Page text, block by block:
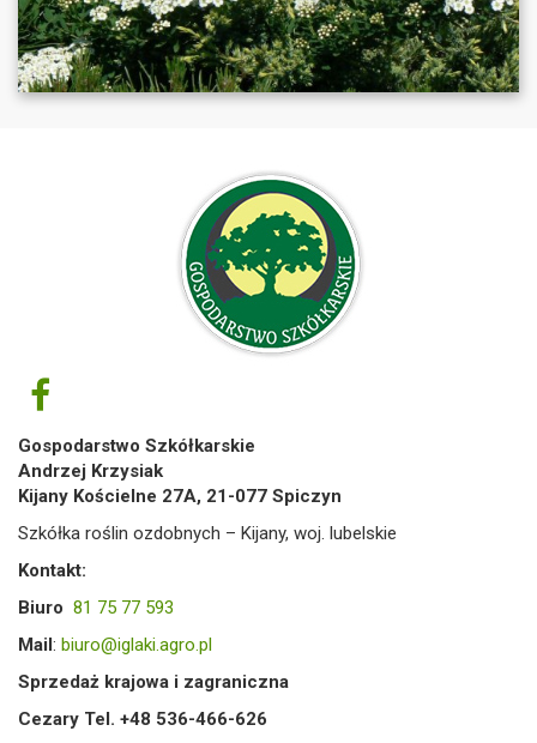
Gospodarstwo Szkółkarskie
Andrzej Krzysiak
Kijany Kościelne 27A, 21-077 Spiczyn
Szkółka roślin ozdobnych – Kijany, woj. lubelskie
Kontakt:
Biuro 81 75 77 593
Mail: biuro@iglaki.agro.pl
Sprzedaż krajowa i zagraniczna
Cezary Tel. +48 536-466-626